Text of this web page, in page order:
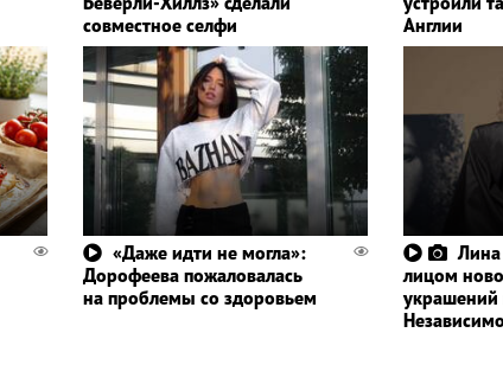
совместное селфи
Англии
«Даже идти не могла»:
Дорофеева пожаловалась
на проблемы со здоровьем
Лина
лицом